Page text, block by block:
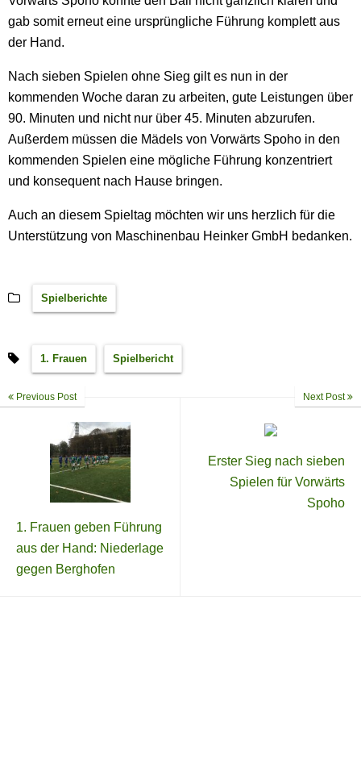
gab somit erneut eine ursprüngliche Führung komplett aus
der Hand.
Nach sieben Spielen ohne Sieg gilt es nun in der
kommenden Woche daran zu arbeiten, gute Leistungen über
90. Minuten und nicht nur über 45. Minuten abzurufen.
Außerdem müssen die Mädels von Vorwärts Spoho in den
kommenden Spielen eine mögliche Führung konzentriert
und konsequent nach Hause bringen.
Auch an diesem Spieltag möchten wir uns herzlich für die
Unterstützung von Maschinenbau Heinker GmbH bedanken.
Spielberichte
1. Frauen Spielbericht
Previous Post
1. Frauen geben Führung
aus der Hand: Niederlage
gegen Berghofen
Next Post
Erster Sieg nach sieben
Spielen für Vorwärts
Spoho